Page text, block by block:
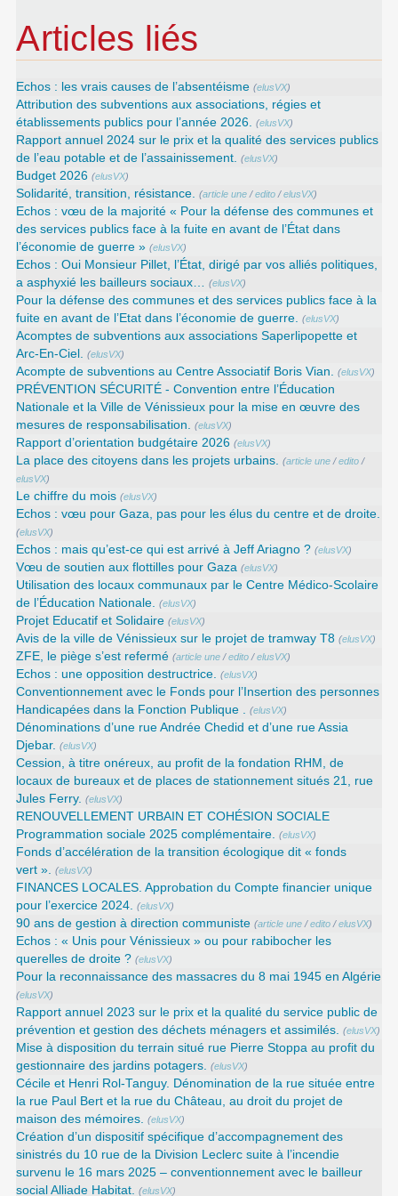
Articles liés
Echos : les vrais causes de l’absentéisme (elusVX)
Attribution des subventions aux associations, régies et
établissements publics pour l’année 2026. (elusVX)
Rapport annuel 2024 sur le prix et la qualité des services publics
de l’eau potable et de l’assainissement. (elusVX)
Budget 2026 (elusVX)
Solidarité, transition, résistance. (article une /edito /elusVX)
Echos : vœu de la majorité « Pour la défense des communes et
des services publics face à la fuite en avant de l’État dans
l’économie de guerre » (elusVX)
Echos : Oui Monsieur Pillet, l’État, dirigé par vos alliés politiques,
a asphyxié les bailleurs sociaux… (elusVX)
Pour la défense des communes et des services publics face à la
fuite en avant de l’Etat dans l’économie de guerre. (elusVX)
Acomptes de subventions aux associations Saperlipopette et
Arc-En-Ciel. (elusVX)
Acompte de subventions au Centre Associatif Boris Vian. (elusVX)
PRÉVENTION SÉCURITÉ - Convention entre l’Éducation
Nationale et la Ville de Vénissieux pour la mise en œuvre des
mesures de responsabilisation. (elusVX)
Rapport d’orientation budgétaire 2026 (elusVX)
La place des citoyens dans les projets urbains. (article une /edito /
elusVX)
Le chiffre du mois (elusVX)
Echos : vœu pour Gaza, pas pour les élus du centre et de droite.
(elusVX)
Echos : mais qu’est-ce qui est arrivé à Jeff Ariagno ? (elusVX)
Vœu de soutien aux flottilles pour Gaza (elusVX)
Utilisation des locaux communaux par le Centre Médico-Scolaire
de l’Éducation Nationale. (elusVX)
Projet Educatif et Solidaire (elusVX)
Avis de la ville de Vénissieux sur le projet de tramway T8 (elusVX)
ZFE, le piège s’est refermé (article une /edito /elusVX)
Echos : une opposition destructrice. (elusVX)
Conventionnement avec le Fonds pour l’Insertion des personnes
Handicapées dans la Fonction Publique . (elusVX)
Dénominations d’une rue Andrée Chedid et d’une rue Assia
Djebar. (elusVX)
Cession, à titre onéreux, au profit de la fondation RHM, de
locaux de bureaux et de places de stationnement situés 21, rue
Jules Ferry. (elusVX)
RENOUVELLEMENT URBAIN ET COHÉSION SOCIALE
Programmation sociale 2025 complémentaire. (elusVX)
Fonds d’accélération de la transition écologique dit « fonds
vert ». (elusVX)
FINANCES LOCALES. Approbation du Compte financier unique
pour l’exercice 2024. (elusVX)
90 ans de gestion à direction communiste (article une /edito /elusVX)
Echos : « Unis pour Vénissieux » ou pour rabibocher les
querelles de droite ? (elusVX)
Pour la reconnaissance des massacres du 8 mai 1945 en Algérie
(elusVX)
Rapport annuel 2023 sur le prix et la qualité du service public de
prévention et gestion des déchets ménagers et assimilés. (elusVX)
Mise à disposition du terrain situé rue Pierre Stoppa au profit du
gestionnaire des jardins potagers. (elusVX)
Cécile et Henri Rol-Tanguy. Dénomination de la rue située entre
la rue Paul Bert et la rue du Château, au droit du projet de
maison des mémoires. (elusVX)
Création d’un dispositif spécifique d’accompagnement des
sinistrés du 10 rue de la Division Leclerc suite à l’incendie
survenu le 16 mars 2025 – conventionnement avec le bailleur
social Alliade Habitat. (elusVX)